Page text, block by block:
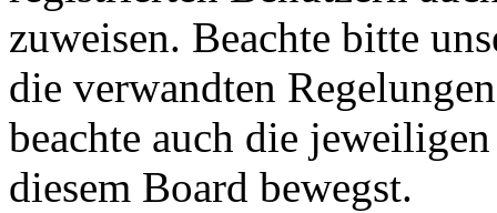
zuweisen. Beachte bitte
die verwandten
beachte auch die
diesem Board bewegst.